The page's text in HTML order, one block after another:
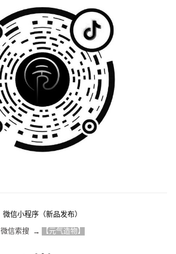
微信小程序（新品发布）
微信索搜  → 【元气造物】